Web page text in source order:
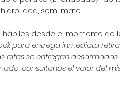
laca, semi mate.
hábiles desde el momento de
para entrega inmediata
altas se entregan
consultanos el valor del